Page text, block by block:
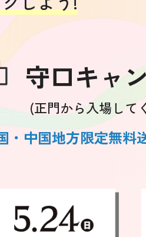
守口キャ
(正門から入場して
・中国地方限定無料